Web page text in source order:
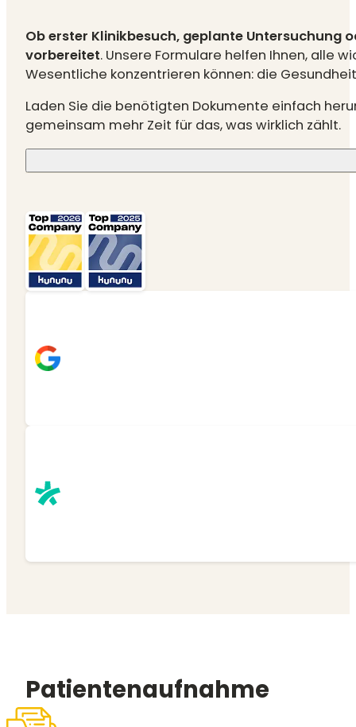
Ob erster Klinikbesuch, geplante Untersuchung
vorbereitet. Unsere Formulare helfen Ihnen, alle
Wesentliche konzentrieren können: die
Laden Sie die benötigten Dokumente einfach
gemeinsam mehr Zeit für das, was wirklich zählt.
Patientenaufnahme